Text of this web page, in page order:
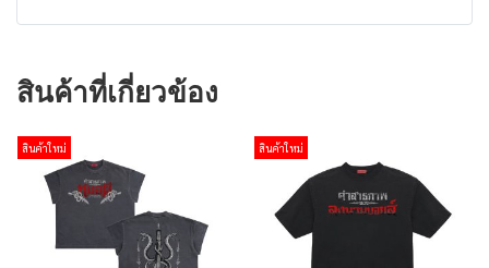
สินค้าที่เกี่ยวข้อง
สินค้าใหม่ สินค้าใหม่